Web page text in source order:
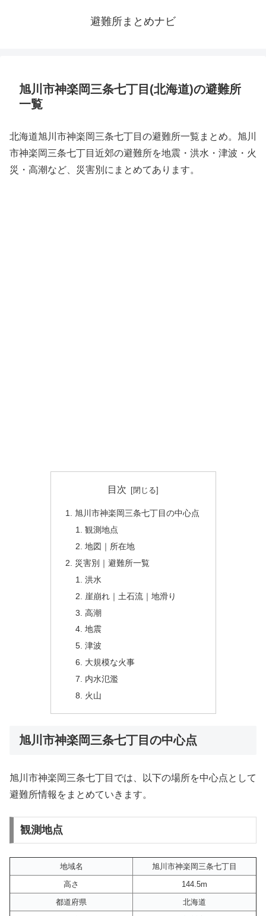
避難所まとめナビ
旭川市神楽岡三条七丁目(北海道)の避難所
一覧
北海道旭川市神楽岡三条七丁目の避難所一覧まとめ。旭川
市神楽岡三条七丁目近郊の避難所を地震・洪水・津波・火
災・高潮など、災害別にまとめてあります。
目次
旭川市神楽岡三条七丁目の中心点
観測地点
地図｜所在地
災害別｜避難所一覧
洪水
崖崩れ｜土石流｜地滑り
高潮
地震
津波
大規模な火事
内水氾濫
火山
旭川市神楽岡三条七丁目の中心点
旭川市神楽岡三条七丁目では、以下の場所を中心点として
避難所情報をまとめていきます。
観測地点
地域名
旭川市神楽岡三条七丁目
高さ
144.5m
都道府県
北海道